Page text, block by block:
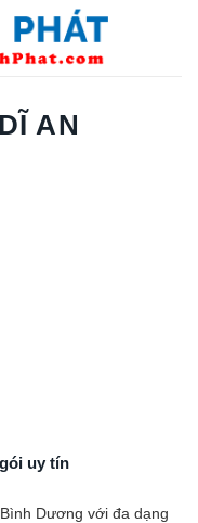
AN
uy tín
Dương với đa dạng